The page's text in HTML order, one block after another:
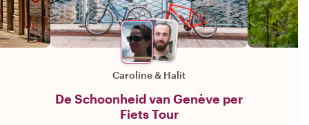
Caroline& Halit
De Schoonheid van Genève per
Fiets Tour